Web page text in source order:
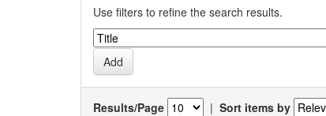
Use filters to refine the search results.
Results/Page | Sort items by